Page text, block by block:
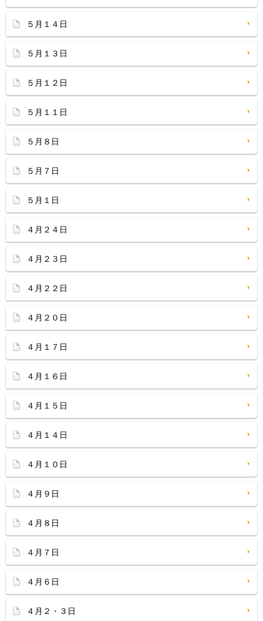
５月１４日
５月１３日
５月１２日
５月１１日
５月８日
５月７日
５月１日
４月２４日
４月２３日
４月２２日
４月２０日
４月１７日
４月１６日
４月１５日
４月１４日
４月１０日
４月９日
４月８日
４月７日
４月６日
４月２・３日